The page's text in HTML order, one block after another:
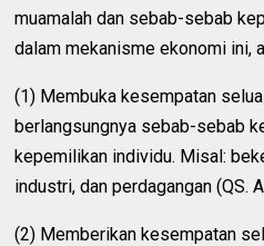
muamalah dan sebab-sebab
dalam mekanisme ekonomi ini,
(1) Membuka kesempatan
berlangsungnya sebab-sebab
kepemilikan individu. Misal:
industri, dan perdagangan (QS.
(2) Memberikan kesempatan